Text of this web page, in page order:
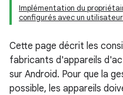
Implémentation du
configurés avec un
Cette page décrit les
fabricants d'appareils
sur Android. Pour que la
possible, les appareils